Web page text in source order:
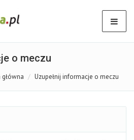
o meczu
Uzupełnij informacje o meczu